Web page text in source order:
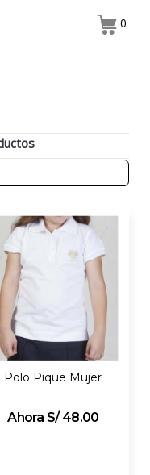
0
Polo Pique Mujer
S/ 48.00